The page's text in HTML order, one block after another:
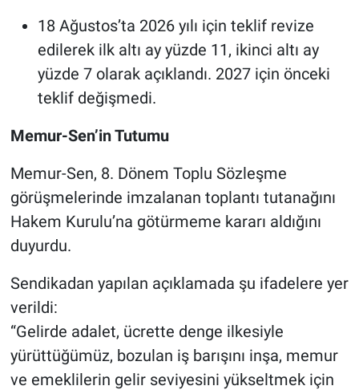
18 Ağustos’ta 2026 yılı için teklif revize
edilerek ilk altı ay yüzde 11, ikinci altı ay
yüzde 7 olarak açıklandı. 2027 için önceki
teklif değişmedi.
Memur-Sen’in Tutumu
Memur-Sen, 8. Dönem Toplu Sözleşme
görüşmelerinde imzalanan toplantı tutanağını
Hakem Kurulu’na götürmeme kararı aldığını
duyurdu.
Sendikadan yapılan açıklamada şu ifadelere yer
verildi:
“Gelirde adalet, ücrette denge ilkesiyle
yürüttüğümüz, bozulan iş barışını inşa, memur
ve emeklilerin gelir seviyesini yükseltmek için